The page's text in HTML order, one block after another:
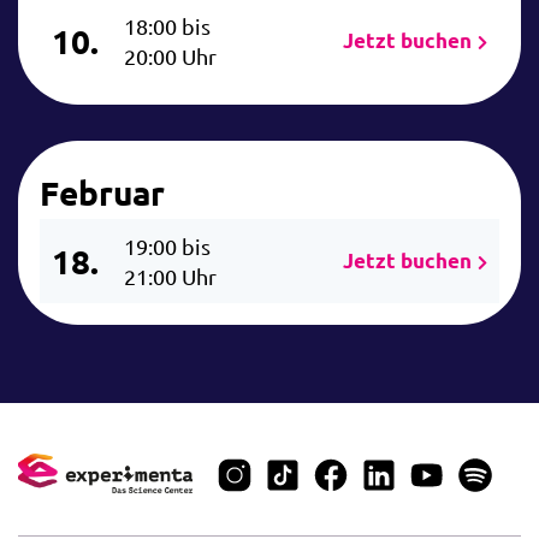
10.
18:00 bis
20:00 Uhr
Jetzt buchen
Februar
18.
19:00 bis
21:00 Uhr
Jetzt buchen